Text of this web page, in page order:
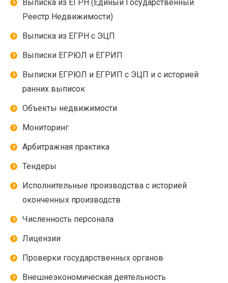
Выписка из ЕГРН (Единый Государственный
Реестр Недвижимости)
Выписка из ЕГРН с ЭЦП
Выписки ЕГРЮЛ и ЕГРИП
Выписки ЕГРЮЛ и ЕГРИП с ЭЦП и с историей
ранних выписок
Объекты недвижимости
Мониторинг
Арбитражная практика
Тендеры
Исполнительные производства с историей
оконченных производств
Численность персонала
Лицензии
Проверки государственных органов
Внешнеэкономическая деятельность